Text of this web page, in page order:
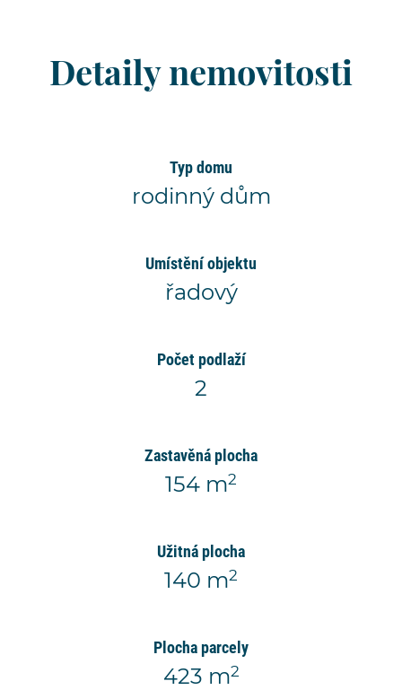
Detaily nemovitosti
Typ domu
rodinný dům
Umístění objektu
řadový
Počet podlaží
2
Zastavěná plocha
154 m2
Užitná plocha
140 m2
Plocha parcely
423 m2